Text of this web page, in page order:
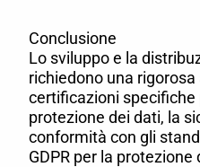
Conclusione
Lo sviluppo e la
richiedono una
certificazioni specifiche
protezione dei dati, la
conformità con gli
GDPR per la protezione